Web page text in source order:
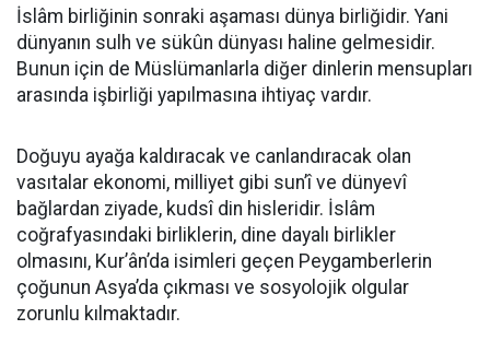
İslâm birliğinin sonraki aşaması dünya birliğidir. Yani
dünyanın sulh ve sükûn dünyası haline gelmesidir.
Bunun için de Müslümanlarla diğer dinlerin mensupları
arasında işbirliği yapılmasına ihtiyaç vardır.
Doğuyu ayağa kaldıracak ve canlandıracak olan
vasıtalar ekonomi, milliyet gibi sun’î ve dünyevî
bağlardan ziyade, kudsî din hisleridir. İslâm
coğrafyasındaki birliklerin, dine dayalı birlikler
olmasını, Kur’ân’da isimleri geçen Peygamberlerin
çoğunun Asya’da çıkması ve sosyolojik olgular
zorunlu kılmaktadır.